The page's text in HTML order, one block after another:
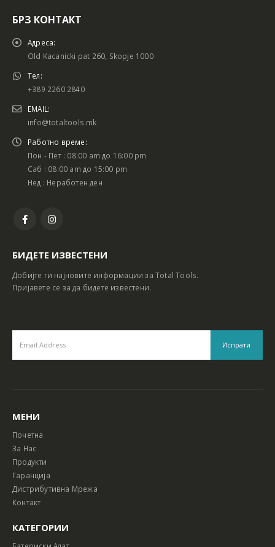
БРЗ КОНТАКТ
Адреса:
Old Kacanicki pat 260, Skopje 1000
Тел:
+389 2260 2840
EMAIL:
info@totaltools.mk
Работно време:
Пон - Пет : 08:00 am до 16:00 pm
Саб : 08:00 am до 15:00 pm
Нед : Неработен ден
БИДЕТЕ ИЗВЕСТЕНИ
Добијте ги најновите информации за Total Tools.
Пријавете се за да бидете известени.
МЕНИ
Почетна
За Нас
Продукти
Гаранција
Дистрибутивна Мрежа
Контакт
КАТЕГОРИИ